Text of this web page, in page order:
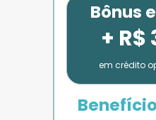
Bônus
+ R$
em crédito